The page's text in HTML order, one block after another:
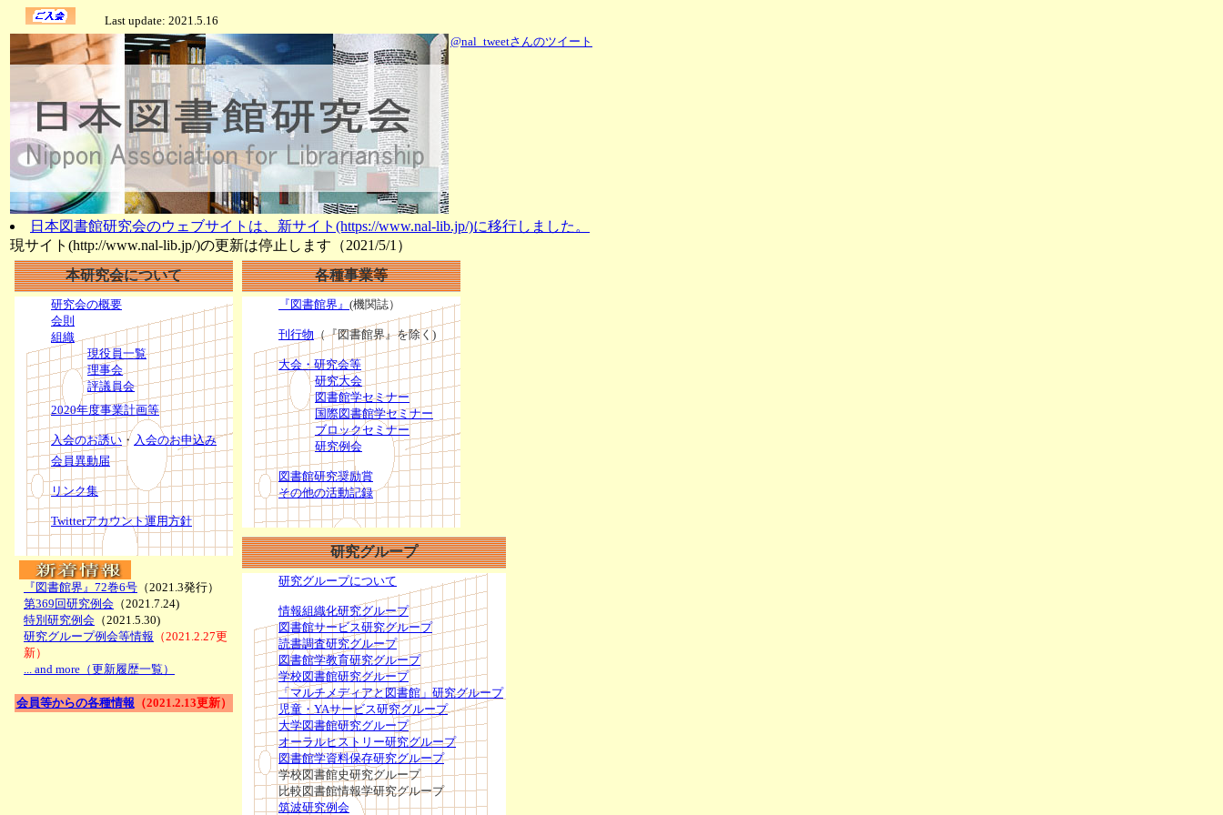
Last update: 2021.5.16
@nal_tweetさんのツイート
日本図書館研究会のウェブサイトは、新サイト(https://www.nal-lib.jp/)に移行しました。
現サイト(http://www.nal-lib.jp/)の更新は停止します（2021/5/1）
本研究会について
研究会の概要
会則
組織
現役員一覧
理事会
評議員会
2020年度事業計画等
入会のお誘い ・ 入会のお申込み
会員異動届
リンク集
Twitterアカウント運用方針
『図書館界』72巻6号 （2021.3発行）
第369回研究例会 （2021.7.24)
特別研究例会 （2021.5.30)
研究グループ例会等情報 （2021.2.27更
新）
... and more（更新履歴一覧）
会員等からの各種情報 （2021.2.13更新）
各種事業等
『図書館界』 (機関誌）
刊行物 （『図書館界』を除く)
大会・研究会等
研究大会
図書館学セミナー
国際図書館学セミナー
ブロックセミナー
研究例会
図書館研究奨励賞
その他の活動記録
研究グループ
研究グループについて
情報組織化研究グループ
図書館サービス研究グループ
読書調査研究グループ
図書館学教育研究グループ
学校図書館研究グループ
「マルチメディアと図書館」研究グループ
児童・YAサービス研究グループ
大学図書館研究グループ
オーラルヒストリー研究グループ
図書館学資料保存研究グループ
学校図書館史研究グループ
比較図書館情報学研究グループ
筑波研究例会